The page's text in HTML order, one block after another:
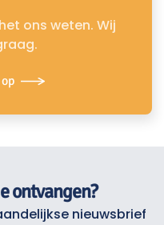
ons weten. Wij
ontvangen?
nieuwsbrief